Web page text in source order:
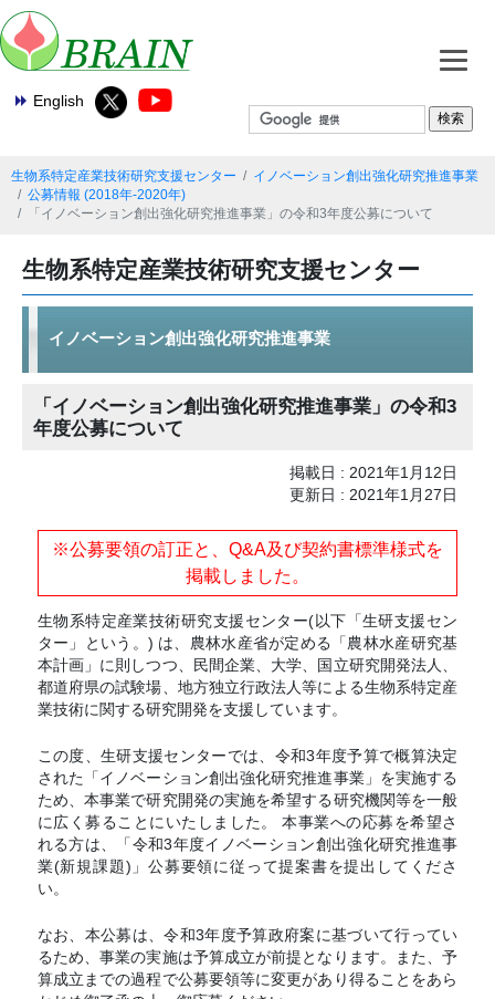
English
生物系特定産業技術研究支援センター
イノベーション創出強化研究推進事業
公募情報 (2018年-2020年)
「イノベーション創出強化研究推進事業」の令和3年度公募について
生物系特定産業技術研究支援センター
イノベーション創出強化研究推進事業
「イノベーション創出強化研究推進事業」の令和3
年度公募について
掲載日 : 2021年1月12日
更新日 : 2021年1月27日
※公募要領の訂正と、Q&A及び契約書標準様式を
掲載しました。
生物系特定産業技術研究支援センター(以下「生研支援セン
ター」という。) は、農林水産省が定める「農林水産研究基
本計画」に則しつつ、民間企業、大学、国立研究開発法人、
都道府県の試験場、地方独立行政法人等による生物系特定産
業技術に関する研究開発を支援しています。
この度、生研支援センターでは、令和3年度予算で概算決定
された「イノベーション創出強化研究推進事業」を実施する
ため、本事業で研究開発の実施を希望する研究機関等を一般
に広く募ることにいたしました。 本事業への応募を希望さ
れる方は、「令和3年度イノベーション創出強化研究推進事
業(新規課題)」公募要領に従って提案書を提出してくださ
い。
なお、本公募は、令和3年度予算政府案に基づいて行ってい
るため、事業の実施は予算成立が前提となります。また、予
算成立までの過程で公募要領等に変更があり得ることをあら